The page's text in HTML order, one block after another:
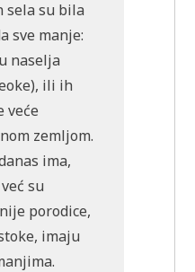
sela su bila
sve manje:
naselja
ili ih
veće
zemljom.
ima,
su
porodice,
imaju